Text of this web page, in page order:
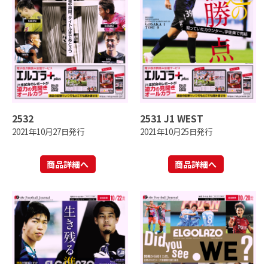
2532
2021年10月27日発行
商品詳細へ
2531 J1 WEST
2021年10月25日発行
商品詳細へ